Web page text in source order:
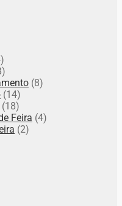
(8)
(14)
(18)
Feira (4)
(2)